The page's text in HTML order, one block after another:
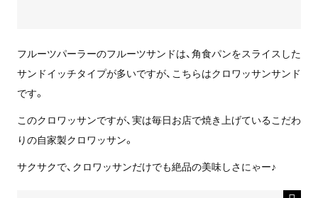
フルーツパーラーのフルーツサンドは、角食パンをスライスした
サンドイッチタイプが多いですが、こちらはクロワッサンサンド
です。
このクロワッサンですが、実は毎日お店で焼き上げているこだわ
りの自家製クロワッサン。
サクサクで、クロワッサンだけでも絶品の美味しさにゃー♪